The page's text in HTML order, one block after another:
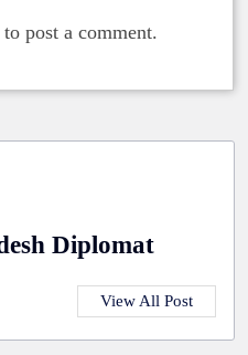
to post a comment.
Diplomat
View All Post